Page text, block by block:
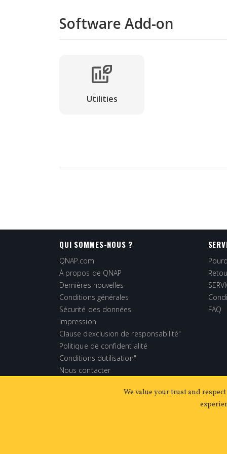
Software Add-on
Utilities
QUI SOMMES-NOUS ?
QNAP.com
À propos de QNAP
Dernières nouvelles
Conditions générales
Sécurité des données
Impression
Clause dexclusion de responsabilité"
Politique de confidentialité
Conditions dutilisation"
Nous contacter
FAQ
We value your trust and